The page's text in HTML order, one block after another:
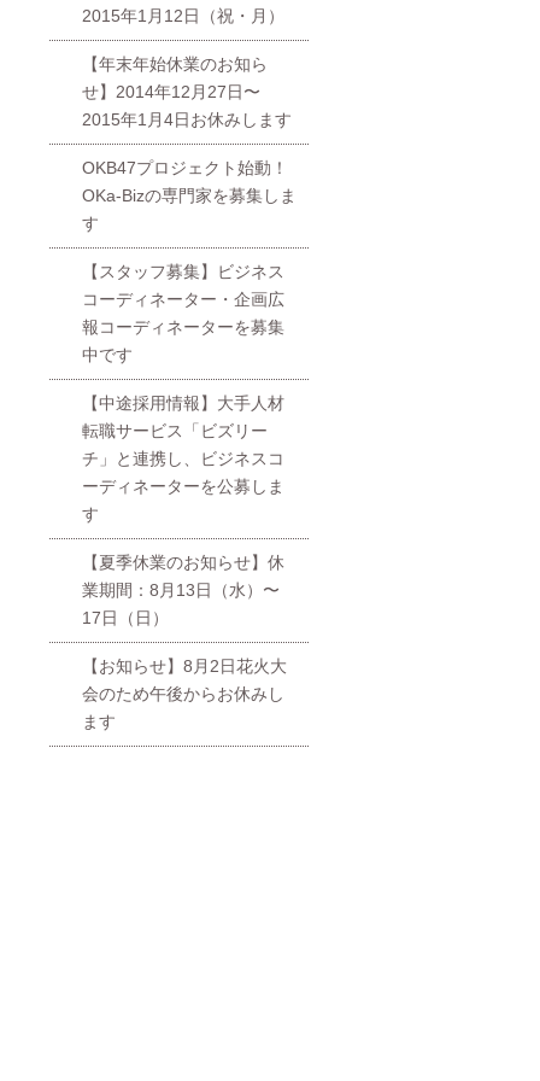
2015年1月12日（祝・月）
【年末年始休業のお知ら
せ】2014年12月27日〜
2015年1月4日お休みします
OKB47プロジェクト始動！
OKa-Bizの専門家を募集しま
す
【スタッフ募集】ビジネス
コーディネーター・企画広
報コーディネーターを募集
中です
【中途採用情報】大手人材
転職サービス「ビズリー
チ」と連携し、ビジネスコ
ーディネーターを公募しま
す
【夏季休業のお知らせ】休
業期間：8月13日（水）〜
17日（日）
【お知らせ】8月2日花火大
会のため午後からお休みし
ます